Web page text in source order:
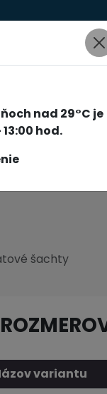
šachty
variantu
nad 29°C je
hod.